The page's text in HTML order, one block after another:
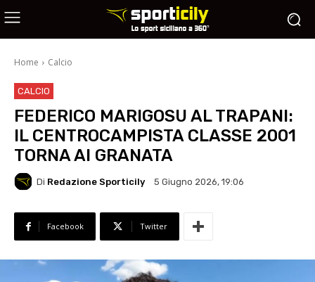
Home Calcio
CALCIO
FEDERICO MARIGOSU AL TRAPANI:
IL CENTROCAMPISTA CLASSE 2001
TORNA AI GRANATA
Di Redazione Sporticily 5 Giugno 2026, 19:06
Facebook Twitter